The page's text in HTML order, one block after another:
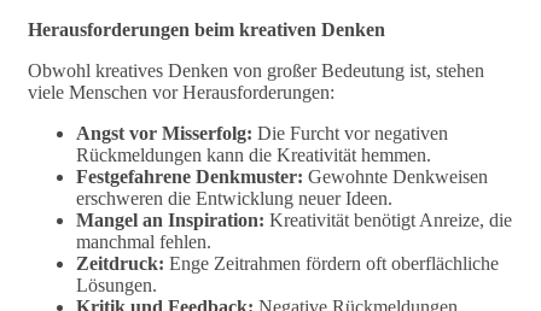
Herausforderungen beim kreativen Denken
Obwohl kreatives Denken von großer Bedeutung ist, stehen
viele Menschen vor Herausforderungen:
Angst vor Misserfolg: Die Furcht vor negativen
Rückmeldungen kann die Kreativität hemmen.
Festgefahrene Denkmuster: Gewohnte Denkweisen
erschweren die Entwicklung neuer Ideen.
Mangel an Inspiration: Kreativität benötigt Anreize, die
manchmal fehlen.
Zeitdruck: Enge Zeitrahmen fördern oft oberflächliche
Lösungen.
Kritik und Feedback: Negative Rückmeldungen